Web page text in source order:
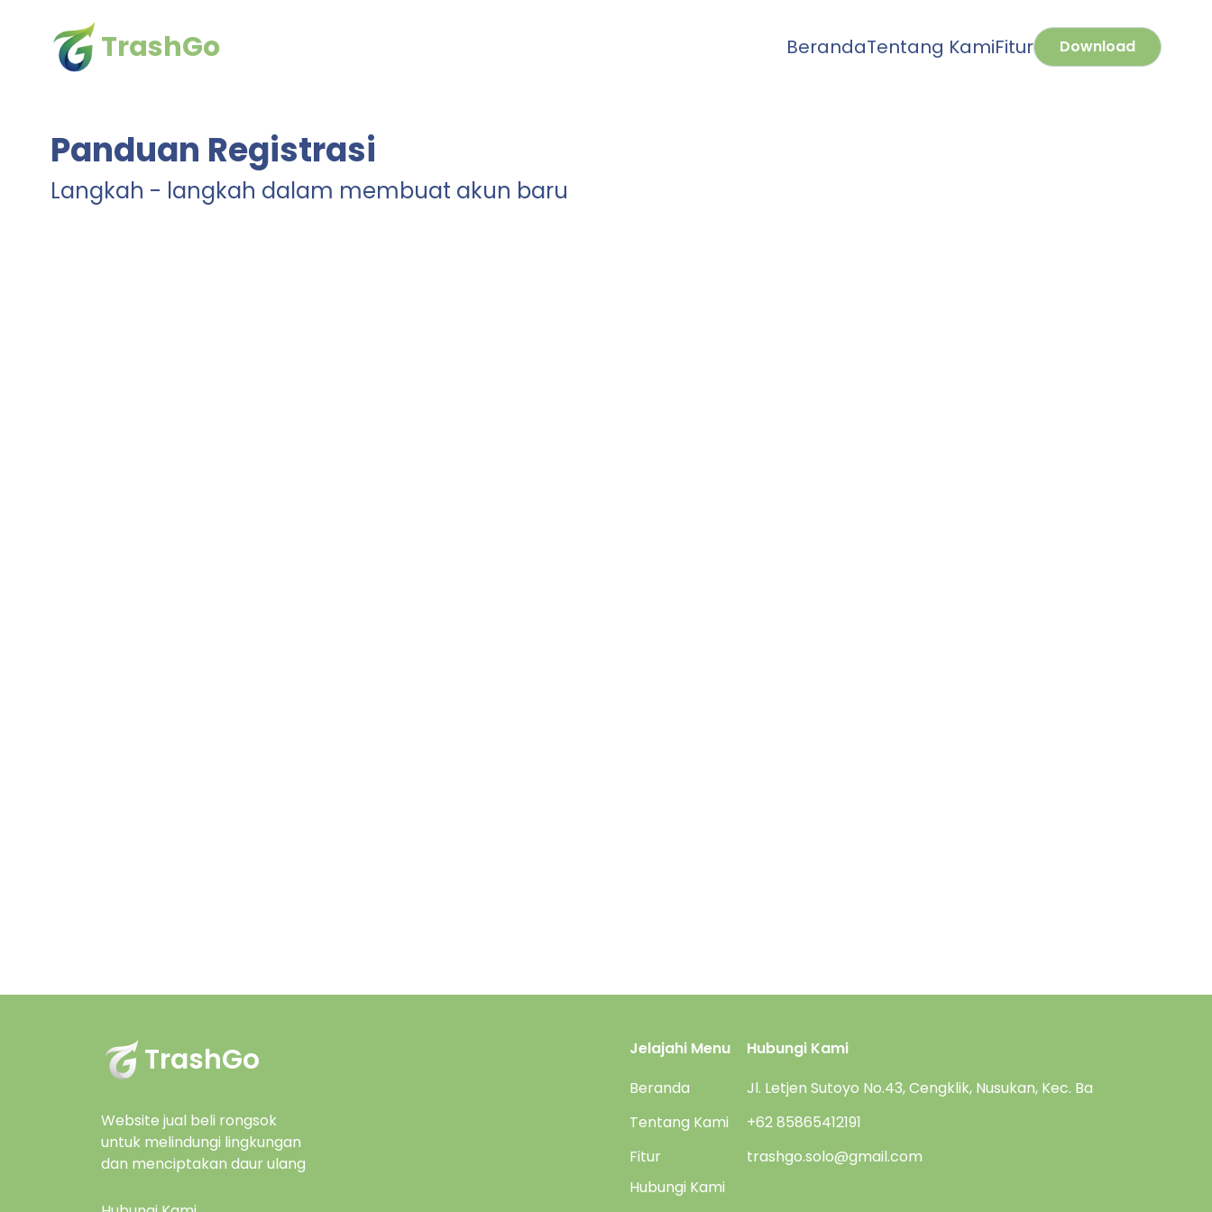
TrashGo BerandaTentang KamiFitur Download
Panduan Registrasi
Langkah - langkah dalam membuat akun baru
TrashGo
Website jual beli rongsok
untuk melindungi lingkungan
dan menciptakan daur ulang
Jelajahi Menu
Beranda
Tentang Kami
Fitur
Hubungi Kami
Hubungi Kami
Jl. Letjen Sutoyo No.43, Cengklik, Nusukan, Kec. Banjarsari, Kota
+62 85865412191
trashgo.solo@gmail.com